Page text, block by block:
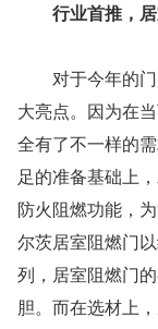
行业首推，居
对于今年的门
大亮点。因为在
全有了不一样的
足的准备基础上
防火阻燃功能，
尔茨居室阻燃门
列，居室阻燃门
胆。而在选材上